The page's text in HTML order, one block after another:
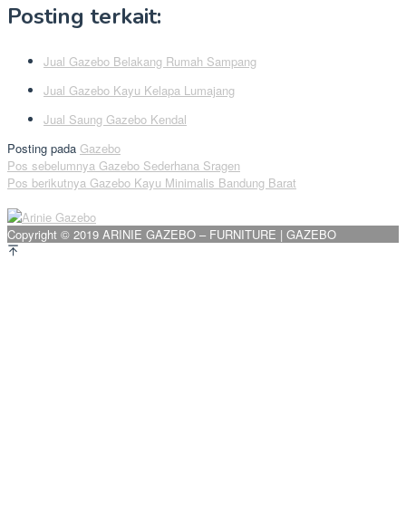
Posting terkait:
Jual Gazebo Belakang Rumah Sampang
Jual Gazebo Kayu Kelapa Lumajang
Jual Saung Gazebo Kendal
Posting pada Gazebo
Navigasi
pos
Pos sebelumnya Gazebo Sederhana Sragen
Pos berikutnya Gazebo Kayu Minimalis Bandung Barat
Copyright © 2019 ARINIE GAZEBO – FURNITURE | GAZEBO